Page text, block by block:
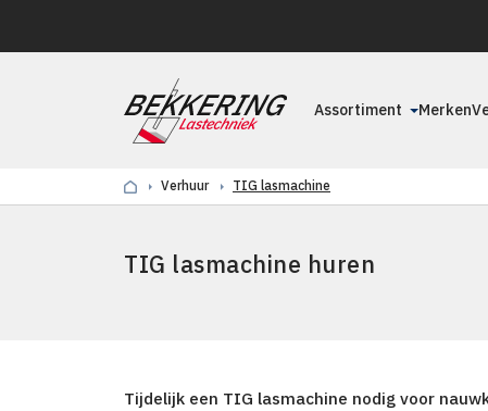
Assortiment Merken
Verhuur TIG lasmachine
TIG lasmachine huren
Tijdelijk een TIG lasmachine nodig voor